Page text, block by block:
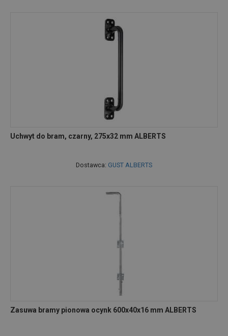
Uchwyt do bram, czarny, 275x32 mm ALBERTS
Dostawca: GUST ALBERTS
Zasuwa bramy pionowa ocynk 600x40x16 mm ALBERTS